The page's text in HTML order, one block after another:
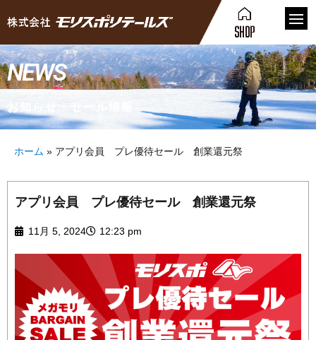
NEWS
お知らせ・セール情報
ホーム » アプリ会員 プレ優待セール 創業還元祭
アプリ会員 プレ優待セール 創業還元祭
11月 5, 2024 12:23 pm